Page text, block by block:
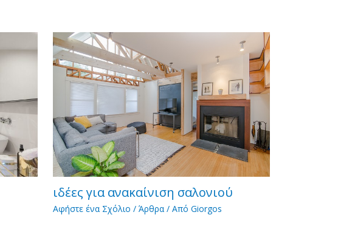
ιδέες για ανακαίνιση σαλονιού
Αφήστε ένα Σχόλιο /Άρθρα / ΑπόGiorgos